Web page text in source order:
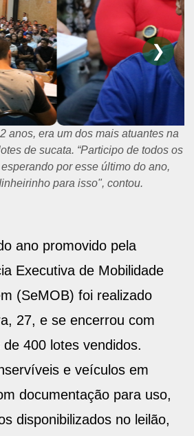
❯
anos, era um dos mais atuantes na
de sucata. “Participo de todos os
por esse último do ano,
para isso", contou.
ano promovido pela
Executiva de Mobilidade
(SeMOB) foi realizado
27, e se encerrou com
400 lotes vendidos.
e veículos em
documentação para uso,
disponibilizados no leilão,